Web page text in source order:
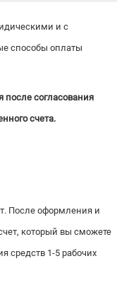
и с
способы оплаты
после согласования
счета.
После оформления и
который вы сможете
средств 1-5 рабочих